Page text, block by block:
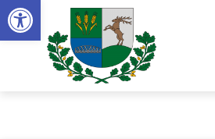
Open toolbar